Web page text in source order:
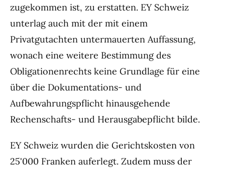
zugekommen ist, zu erstatten. EY Schweiz
unterlag auch mit der mit einem
Privatgutachten untermauerten Auffassung,
wonach eine weitere Bestimmung des
Obligationenrechts keine Grundlage für eine
über die Dokumentations- und
Aufbewahrungspflicht hinausgehende
Rechenschafts- und Herausgabepflicht bilde.
EY Schweiz wurden die Gerichtskosten von
25'000 Franken auferlegt. Zudem muss der